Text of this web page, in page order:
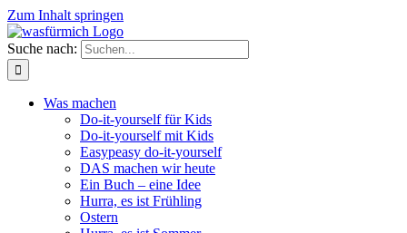
Zum Inhalt springen
Suche nach:
Was machen
Do-it-yourself für Kids
Do-it-yourself mit Kids
Easypeasy do-it-yourself
DAS machen wir heute
Ein Buch – eine Idee
Hurra, es ist Frühling
Ostern